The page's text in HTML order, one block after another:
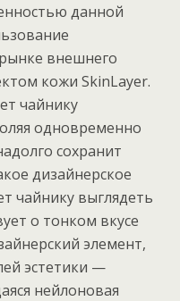
данной
внешнего
кожи SkinLayer.
чайнику
одновременно
сохранит
дизайнерское
чайнику выглядеть
о тонком вкусе
элемент,
эстетики —
нейлоновая